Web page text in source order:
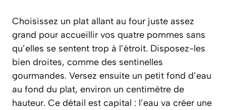
Choisissez un plat allant au four juste assez
grand pour accueillir vos quatre pommes sans
qu’elles se sentent trop à l’étroit. Disposez-les
bien droites, comme des sentinelles
gourmandes. Versez ensuite un petit fond d’eau
au fond du plat, environ un centimètre de
hauteur. Ce détail est capital : l’eau va créer une